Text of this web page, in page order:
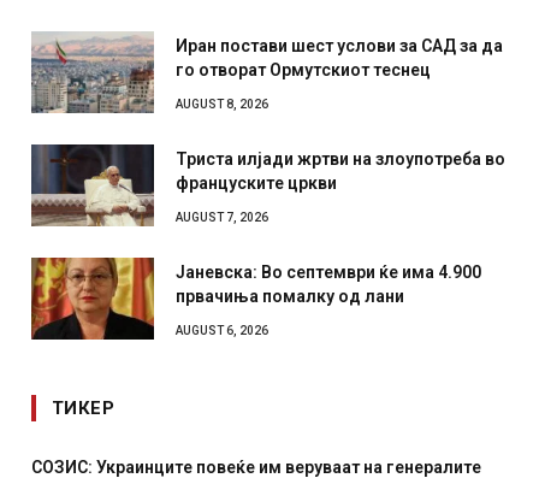
Иран постави шест услови за САД за да
го отворат Ормутскиот теснец
AUGUST 8, 2026
Триста илјади жртви на злоупотреба во
француските цркви
AUGUST 7, 2026
Јаневска: Во септември ќе има 4.900
првачиња помалку од лани
AUGUST 6, 2026
ТИКЕР
СОЗИС: Украинците повеќе им веруваат на генералите